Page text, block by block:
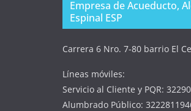
Empresa de Acueducto,
Espinal ESP
Carrera 6 Nro. 7-80 barrio El
Líneas móviles:
Servicio al Cliente y PQR:
Alumbrado Público: